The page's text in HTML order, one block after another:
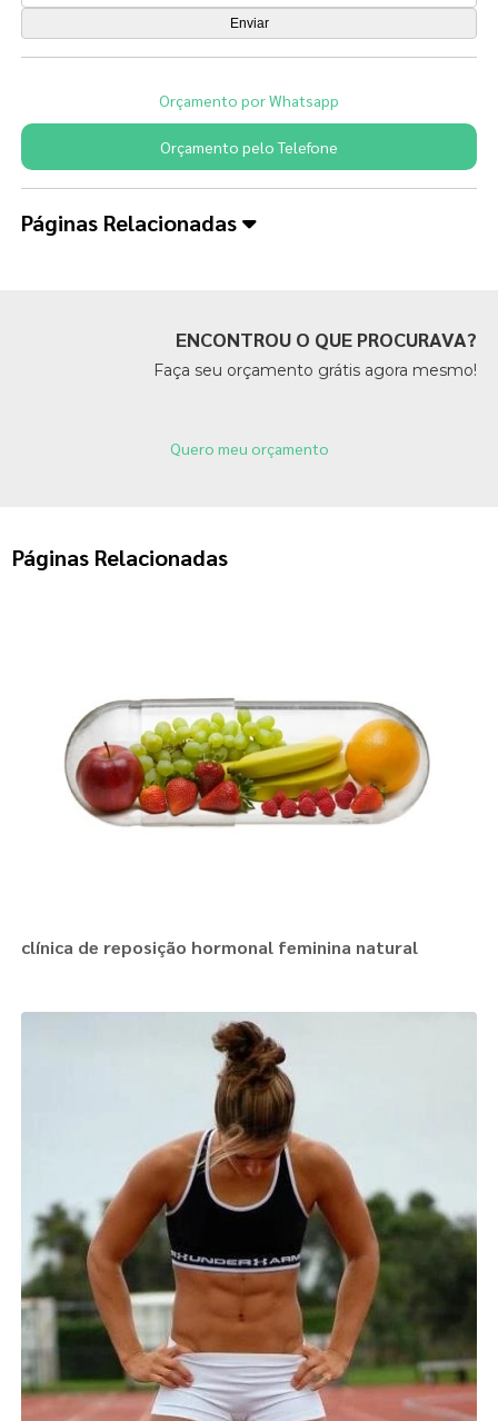
Orçamento por Whatsapp
Orçamento pelo Telefone
Páginas Relacionadas
ENCONTROU O QUE PROCURAVA?
Faça seu orçamento grátis agora mesmo!
Quero meu orçamento
Páginas Relacionadas
clínica de reposição hormonal feminina natural